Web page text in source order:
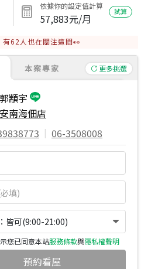
依據你的設定值計算
57,883元/月
試算
有62 人也在關注這間👀
本案專家 更多挑選
郭顓宇
安南海佃店
| 06-3508008
皆可(9:00-21:00)
您已同意本站服務條款與隱私權聲明
預約看屋